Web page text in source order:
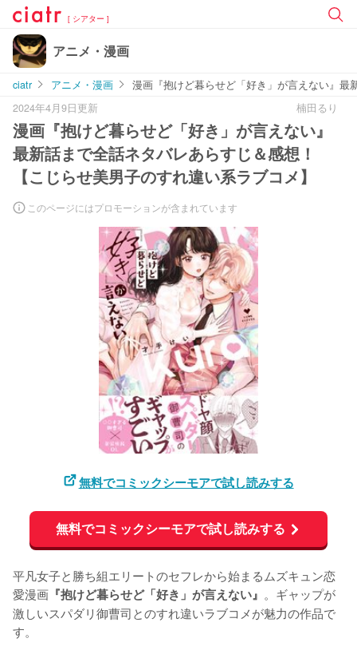
[ シアター ]
アニメ・漫画
ciatr アニメ・漫画
漫画『抱けど暮らせど「好き」が言えない』
2024年4月9日更新
楠田るり
漫画『抱けど暮らせど「好き」が言えない』
最新話まで全話ネタバレあらすじ＆感想！
【こじらせ美男子のすれ違い系ラブコメ】
このページにはプロモーションが含まれています
無料でコミックシーモアで試し読みする
無料でコミックシーモアで試し読みする
平凡女子と勝ち組エリートのセフレから始まるムズキュン恋
愛漫画 『抱けど暮らせど「好き」が言えない』 。ギャップが
激しいスパダリ御曹司とのすれ違いラブコメが魅力の作品で
す。